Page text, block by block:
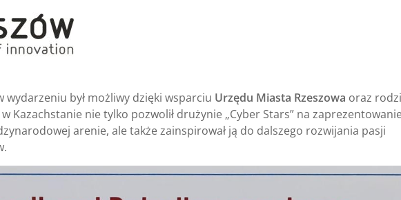
wydarzeniu był możliwy dzięki wsparciu Urzędu Miasta Rzeszowa oraz
Kazachstanie nie tylko pozwolił drużynie „Cyber Stars” na
arenie, ale także zainspirował ją do dalszego rozwijania pasji